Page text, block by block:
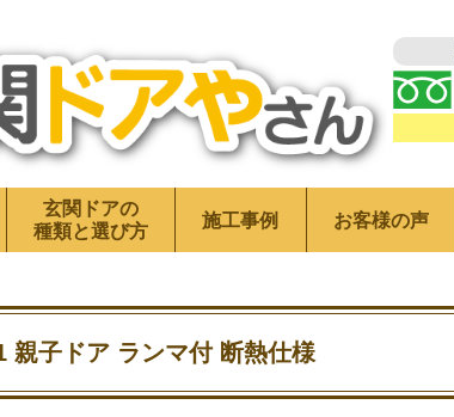
玄関ドアの
種類と選び方
施工事例 お客様の声
親子ドア ランマ付 断熱仕様